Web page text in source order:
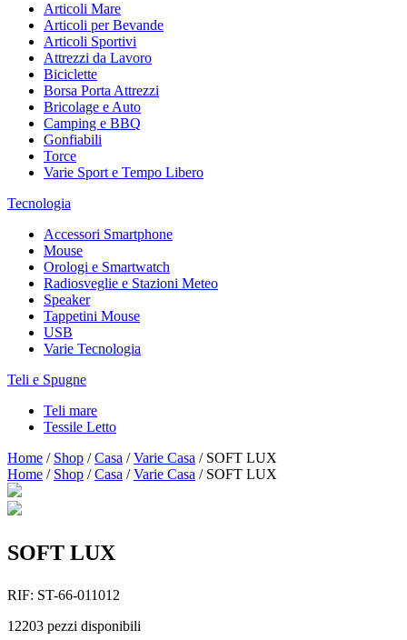
Articoli Mare
Articoli per Bevande
Articoli Sportivi
Attrezzi da Lavoro
Biciclette
Borsa Porta Attrezzi
Bricolage e Auto
Camping e BBQ
Gonfiabili
Torce
Varie Sport e Tempo Libero
Tecnologia
Accessori Smartphone
Mouse
Orologi e Smartwatch
Radiosveglie e Stazioni Meteo
Speaker
Tappetini Mouse
USB
Varie Tecnologia
Teli e Spugne
Teli mare
Tessile Letto
Home / Shop /Casa /Varie Casa / SOFT LUX
Home / Shop /Casa /Varie Casa / SOFT LUX
SOFT LUX
RIF: ST-66-011012
12203 pezzi disponibili